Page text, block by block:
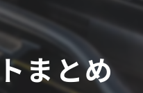
まとめ